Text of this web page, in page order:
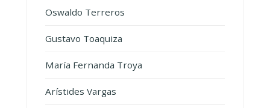
Oswaldo Terreros
Gustavo Toaquiza
María Fernanda Troya
Arístides Vargas